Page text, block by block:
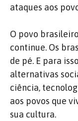
ataques aos
O povo
continue. Os
de pé. E para
alternativas
ciência,
aos povos que
sua cultura.